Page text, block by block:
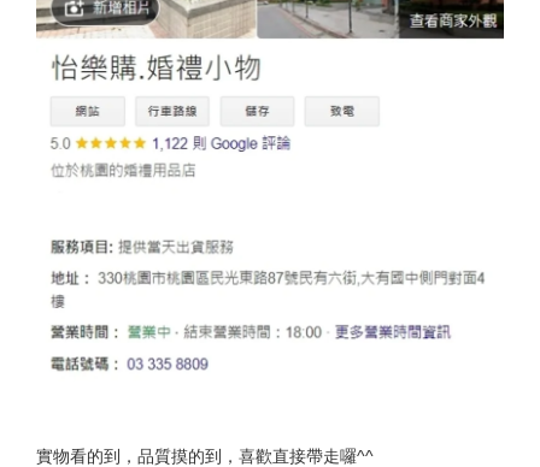
實物看的到，品質摸的到，喜歡直接帶走囉^^